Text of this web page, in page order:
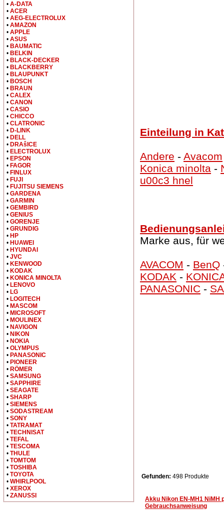
Einteilung in
Andere - Avacom
Konica minolta -
u00c3 hnel
Marke aus, für
AVACOM - BenQ
KODAK -
PANASONIC -
Gefunden: 498 Produkte
Akku Nikon EN-MH1 NiMH
Gebrauchsanweisung
• A-DATA
• ACER
• AEG-ELECTROLUX
• AMAZON
• APPLE
• ASUS
• BAUMATIC
• BELKIN
• BLACK-DECKER
• BLACKBERRY
• BLAUPUNKT
• BOSCH
• BRAUN
• CALEX
• CANON
• CASIO
• CHICCO
• CLATRONIC
• D-LINK
• DELL
• DRAŝICE
• ELECTROLUX
• EPSON
• FAGOR
• FINLUX
• FUJI
• FUJITSU SIEMENS
• GARDENA
• GARMIN
• GEMBIRD
• GENIUS
• GORENJE
• GRUNDIG
• HP
• HUAWEI
• HYUNDAI
• JVC
• KENWOOD
• KODAK
• KONICA MINOLTA
• LENOVO
• LG
• LOGITECH
• MASCOM
• MICROSOFT
• MOULINEX
• NAVIGON
• NIKON
• NOKIA
• OLYMPUS
• PANASONIC
• PIONEER
• RÖMER
• SAMSUNG
• SAPPHIRE
• SEAGATE
• SHARP
• SIEMENS
• SODASTREAM
• SONY
• TATRAMAT
• TECHNISAT
• TEFAL
• TESCOMA
• THULE
• TOMTOM
• TOSHIBA
• TOYOTA
• WHIRLPOOL
• XEROX
• ZANUSSI